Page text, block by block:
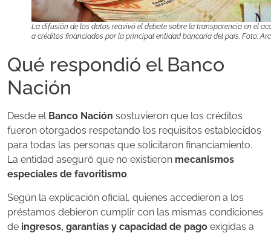
La difusión de los datos reavivó el debate sobre la transparencia en el
a créditos financiados por la principal entidad bancaria del país. Foto:
Qué respondió el Banco
Nación
Desde el Banco Nación sostuvieron que los créditos
fueron otorgados respetando los requisitos establecidos
para todas las personas que solicitaron financiamiento.
La entidad aseguró que no existieron mecanismos
especiales de favoritismo.
Según la explicación oficial, quienes accedieron a los
préstamos debieron cumplir con las mismas condiciones
de ingresos, garantías y capacidad de pago exigidas a